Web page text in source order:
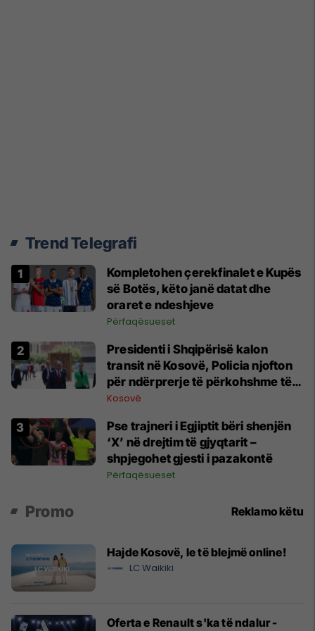
Trend Telegrafi
Kompletohen çerekfinalet e Kupës
së Botës, këto janë datat dhe
oraret e ndeshjeve
Përfaqësueset
Presidenti i Shqipërisë kalon
transit në Kosovë, Policia njofton
për ndërprerje të përkohshme të
trafikut
Kosovë
Pse trajneri i Egjiptit bëri shenjën
‘X’ në drejtim të gjyqtarit –
shpjegohet gjesti i pazakontë
Përfaqësueset
Promo Reklamo këtu
Hajde Kosovë, le të blejmë online!
LC Waikiki
Oferta e Renault s'ka të ndalur -